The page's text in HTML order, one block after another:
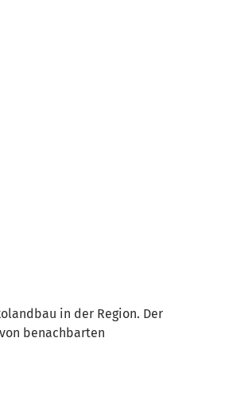
in der Region. Der
benachbarten